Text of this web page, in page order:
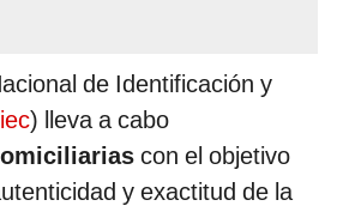
de Identificación y
) lleva a cabo
con el objetivo
y exactitud de la